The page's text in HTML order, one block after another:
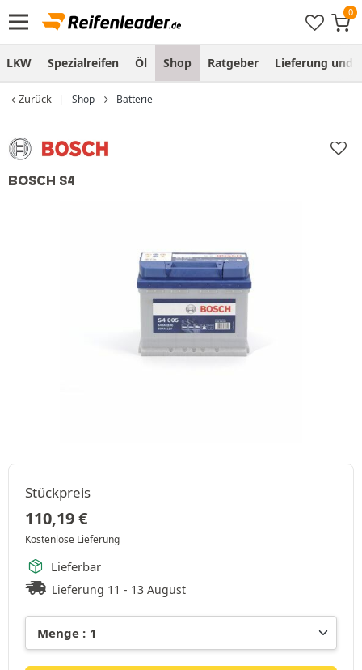
LKW Spezialreifen Öl Shop Ratgeber Lieferung und
Zurück Shop Batterie
BOSCH S4
Stückpreis
110,19€
Kostenlose Lieferung
Lieferbar
Lieferung 11 - 13 August